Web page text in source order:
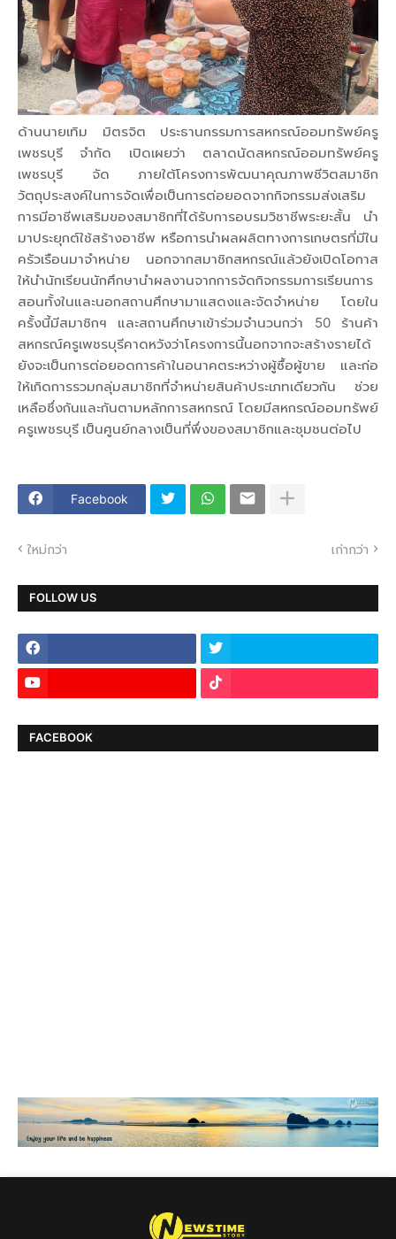
ด้านนายเทิม มิตรจิต ประธานกรรมการสหกรณ์ออมทรัพย์ครู
เพชรบุรี จำกัด เปิดเผยว่า ตลาดนัดสหกรณ์ออมทรัพย์ครู
เพชรบุรี จัด ภายใต้โครงการพัฒนาคุณภาพชีวิตสมาชิก
วัตถุประสงค์ในการจัดเพื่อเป็นการต่อยอดจากกิจกรรมส่งเสริม
การมีอาชีพเสริมของสมาชิกที่ได้รับการอบรมวิชาชีพระยะสั้น นำ
มาประยุกต์ใช้สร้างอาชีพ หรือการนำผลผลิตทางการเกษตรที่มีใน
ครัวเรือนมาจำหน่าย นอกจากสมาชิกสหกรณ์แล้วยังเปิดโอกาส
ให้นำนักเรียนนักศึกษานำผลงานจากการจัดกิจกรรมการเรียนการ
สอนทั้งในและนอกสถานศึกษามาแสดงและจัดจำหน่าย โดยใน
ครั้งนี้มีสมาชิกฯ และสถานศึกษาเข้าร่วมจำนวนกว่า 50 ร้านค้า
สหกรณ์ครูเพชรบุรีคาดหวังว่าโครงการนี้นอกจากจะสร้างรายได้
ยังจะเป็นการต่อยอดการค้าในอนาคตระหว่างผู้ซื้อผู้ขาย และก่อ
ให้เกิดการรวมกลุ่มสมาชิกที่จำหน่ายสินค้าประเภทเดียวกัน ช่วย
เหลือซึ่งกันและกันตามหลักการสหกรณ์ โดยมีสหกรณ์ออมทรัพย์
ครูเพชรบุรี เป็นศูนย์กลางเป็นที่พึ่งของสมาชิกและชุมชนต่อไป
Facebook
ใหม่กว่า เก่ากว่า
FOLLOW US
FACEBOOK